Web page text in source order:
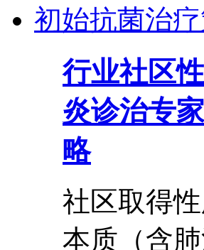
行业社区
炎诊治专
略
社区取得
本质（含